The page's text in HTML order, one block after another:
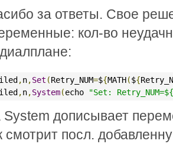
за ответы. Свое
кол-во
,n,Set (Retry_NUM=${MATH(${
,n,System(echo "Set:
System дописывает
смотрит посл.